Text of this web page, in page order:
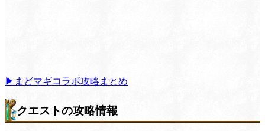
▶まどマギコラボ攻略まとめ
クエストの攻略情報